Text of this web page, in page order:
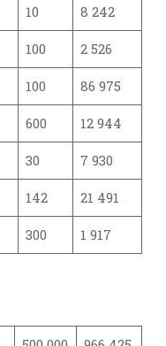
10 8 242
100 2 526
100 86 975
600 12 944
30 7 930
142 21 491
300 1 917